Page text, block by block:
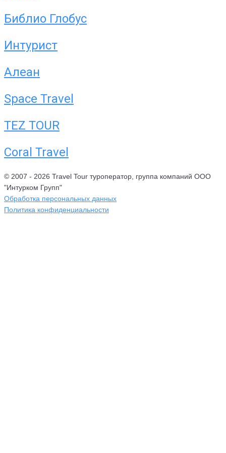
Библио Глобус
Интурист
Алеан
Space Travel
TEZ TOUR
Coral Travel
© 2007 - 2026 Travel Tour туроператор, группа компаний ООО
"Интурком Групп"
Обработка персональных данных
Политика конфиденциальности